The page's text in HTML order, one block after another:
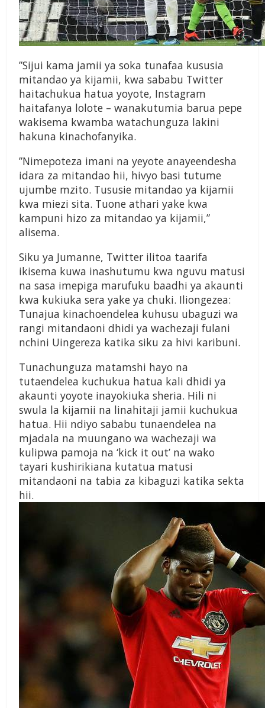
”Sijui kama jamii ya soka tunafaa kususia
mitandao ya kijamii, kwa sababu Twitter
haitachukua hatua yoyote, Instagram
haitafanya lolote – wanakutumia barua pepe
wakisema kwamba watachunguza lakini
hakuna kinachofanyika.
”Nimepoteza imani na yeyote anayeendesha
idara za mitandao hii, hivyo basi tutume
ujumbe mzito. Tususie mitandao ya kijamii
kwa miezi sita. Tuone athari yake kwa
kampuni hizo za mitandao ya kijamii,”
alisema.
Siku ya Jumanne, Twitter ilitoa taarifa
ikisema kuwa inashutumu kwa nguvu matusi
na sasa imepiga marufuku baadhi ya akaunti
kwa kukiuka sera yake ya chuki. Iliongezea:
Tunajua kinachoendelea kuhusu ubaguzi wa
rangi mitandaoni dhidi ya wachezaji fulani
nchini Uingereza katika siku za hivi karibuni.
Tunachunguza matamshi hayo na
tutaendelea kuchukua hatua kali dhidi ya
akaunti yoyote inayokiuka sheria. Hili ni
swula la kijamii na linahitaji jamii kuchukua
hatua. Hii ndiyo sababu tunaendelea na
mjadala na muungano wa wachezaji wa
kulipwa pamoja na ‘kick it out’ na wako
tayari kushirikiana kutatua matusi
mitandaoni na tabia za kibaguzi katika sekta
hii.